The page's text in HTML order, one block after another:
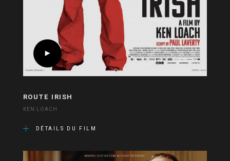
ROUTE IRISH
KEN LOACH
DÉTAILS DU FILM